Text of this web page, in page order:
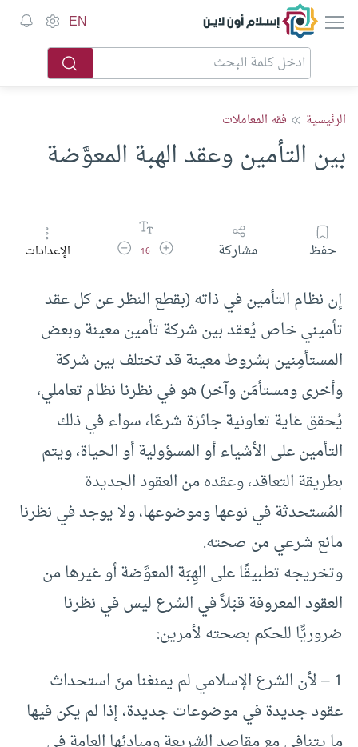
إسلام أون لاين EN
الرئيسية فقه المعاملات
بين التأمين وعقد الهبة المعوَّضة
حفظ مشاركة زيادة حجم الخط
16 تقليل حجم الخطالإعدادات
إن نظام التأمين في ذاته (بقطع النظر عن كل عقد
تأميني خاص يُعقد بين شركة تأمين معينة وبعض
المستأمِنين بشروط معينة قد تختلف بين شركة
وأخرى ومستأمَن وآخر) هو في نظرنا نظام تعاملي،
يُحقق غاية تعاونية جائزة شرعًا، سواء في ذلك
التأمين على الأشياء أو المسؤولية أو الحياة، ويتم
بطريقة التعاقد، وعقده من العقود الجديدة
المُستحدثة في نوعها وموضوعها، ولا يوجد في نظرنا
مانع شرعي من صحته.
وتخريجه تطبيقًا على الهِبَة المعوَّضة أو غيرها من
العقود المعروفة قبْلاً في الشرع ليس في نظرنا
ضروريًّا للحكم بصحته لأمرين:
1 – لأن الشرع الإسلامي لم يمنعْنا منَ استحداث
عقود جديدة في موضوعات جديدة، إذا لم يكن فيها